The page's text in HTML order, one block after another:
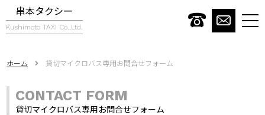
串本タクシー
Kushimoto TAXI Co.,Ltd.
ホーム 貸切マイクロバス専用お問合せフォーム
CONTACT FORM
貸切マイクロバス専用お問合せフォーム